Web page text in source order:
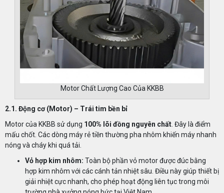
Motor Chất Lượng Cao Của KKBB
2.1. Động cơ (Motor) – Trái tim bền bỉ
Motor của KKBB sử dụng 100% lõi đồng nguyên chất . Đây là điểm
mấu chốt. Các dòng máy rẻ tiền thường pha nhôm khiến máy nhanh
nóng và cháy khi quá tải.
Vỏ hợp kim nhôm: Toàn bộ phần vỏ motor được đúc bằng
hợp kim nhôm với các cánh tản nhiệt sâu. Điều này giúp thiết bị
giải nhiệt cực nhanh, cho phép hoạt động liên tục trong môi